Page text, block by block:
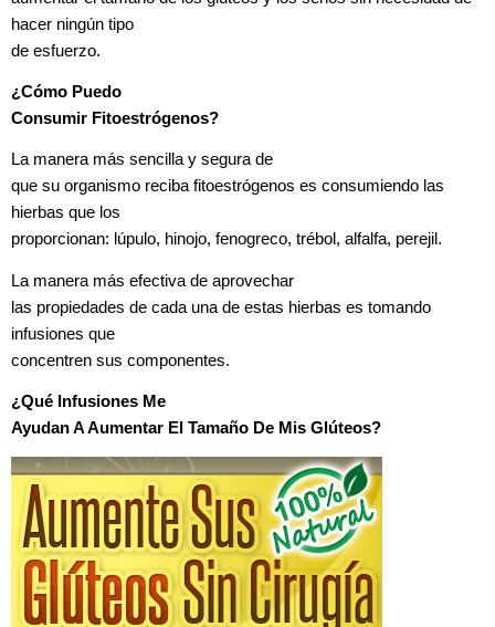
hacer ningún tipo
de esfuerzo.
¿Cómo Puedo
Consumir Fitoestrógenos?
La manera más sencilla y segura de
que su organismo reciba fitoestrógenos es consumiendo las
hierbas que los
proporcionan: lúpulo, hinojo, fenogreco, trébol, alfalfa, perejil.
La manera más efectiva de aprovechar
las propiedades de cada una de estas hierbas es tomando
infusiones que
concentren sus componentes.
¿Qué Infusiones Me
Ayudan A Aumentar El Tamaño De Mis Glúteos?